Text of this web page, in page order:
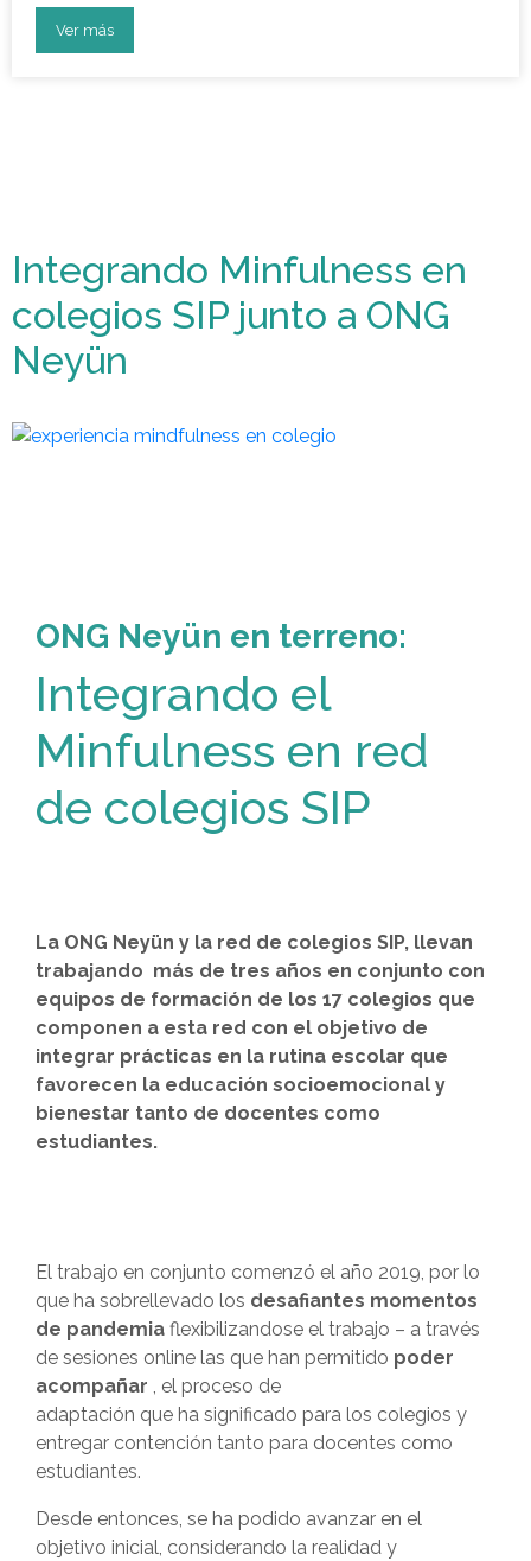
Ver más
Integrando Minfulness en
colegios SIP junto a ONG
Neyün
ONG Neyün en terreno:
Integrando el
Minfulness en red
de colegios SIP
La ONG Neyün y la red de colegios SIP, llevan
trabajando más de tres años en conjunto con
equipos de formación de los 17 colegios que
componen a esta red con el objetivo de
integrar prácticas en la rutina escolar que
favorecen la educación socioemocional y
bienestar tanto de docentes como
estudiantes.
El trabajo en conjunto comenzó el año 2019, por lo
que ha sobrellevado los desafiantes momentos
de pandemia flexibilizandose el trabajo – a través
de sesiones online las que han permitido poder
acompañar , el proceso de
adaptación que ha significado para los colegios y
entregar contención tanto para docentes como
estudiantes.
Desde entonces, se ha podido avanzar en el
objetivo inicial, considerando la realidad y